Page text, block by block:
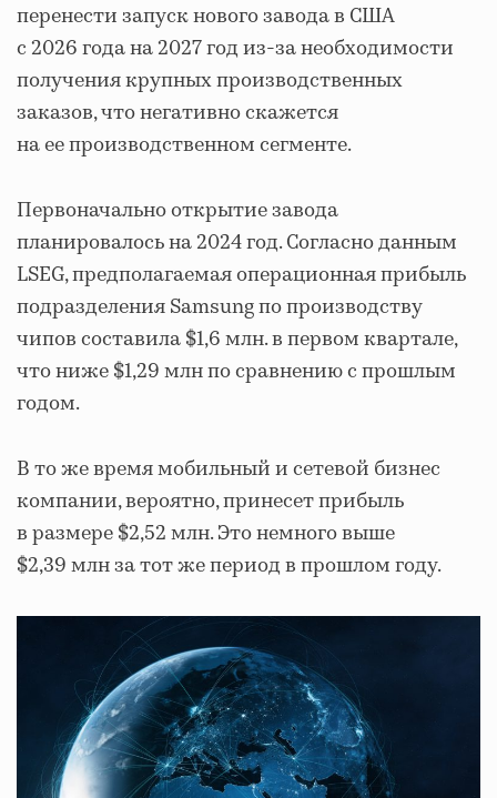
перенести запуск нового завода в США
с 2026 года на 2027 год из-за необходимости
получения крупных производственных
заказов, что негативно скажется
на ее производственном сегменте.
Первоначально открытие завода
планировалось на 2024 год. Согласно данным
LSEG, предполагаемая операционная прибыль
подразделения Samsung по производству
чипов составила $1,6 млн. в первом квартале,
что ниже $1,29 млн по сравнению с прошлым
годом.
В то же время мобильный и сетевой бизнес
компании, вероятно, принесет прибыль
в размере $2,52 млн. Это немного выше
$2,39 млн за тот же период в прошлом году.